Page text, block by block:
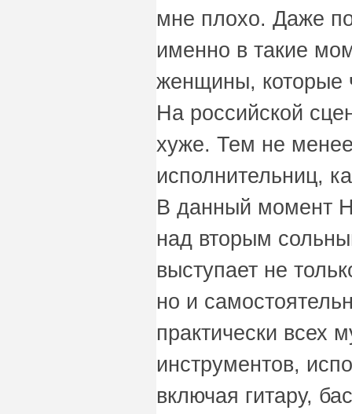
мне плохо. Даже
именно в такие
женщины, которые
На российской
хуже. Тем не
исполнительниц,
В данный момент
над вторым
выступает не
но и
практически всех
инструментов,
включая гитару,